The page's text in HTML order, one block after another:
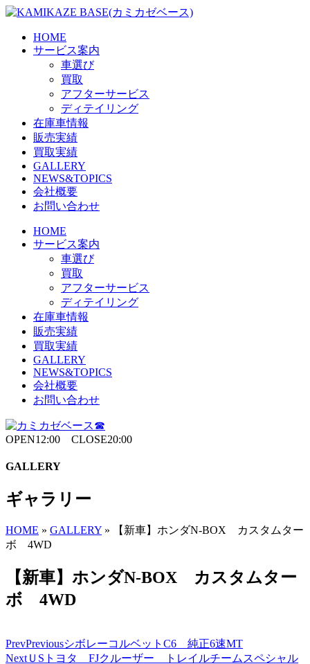
Skip
content
HOME
サービス案内
車選び
買取
アフターサービス
ディテイリング
在庫車情報
販売実績
買取実績
GALLERY
NEWS&TOPICS
会社概要
お問い合わせ
HOME
サービス案内
車選び
買取
アフターサービス
ディテイリング
在庫車情報
販売実績
買取実績
GALLERY
NEWS&TOPICS
会社概要
お問い合わせ
OPEN12:00 CLOSE20:00
GALLERY
ギャラリー
HOME » GALLERY »
【新車】ホンダN-BOX カスタムター
ボ 4WD
【新車】ホンダN-BOX カスタムター
ボ 4WD
PrevPreviousシボレーコルベットC6 純正6速MT
Next ＵSトヨタ FJクルーザー トレイルチームスペシャル